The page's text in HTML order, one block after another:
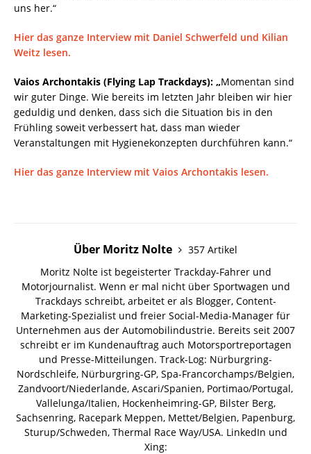
uns her.“
Hier das ganze Interview mit Daniel Schwerfeld und Kilian
Weitz lesen.
Vaios Archontakis (Flying Lap Trackdays): „Momentan sind
wir guter Dinge. Wie bereits im letzten Jahr bleiben wir hier
geduldig und denken, dass sich die Situation bis in den
Frühling soweit verbessert hat, dass man wieder
Veranstaltungen mit Hygienekonzepten durchführen kann.“
Hier das ganze Interview mit Vaios Archontakis lesen.
Über Moritz Nolte
357 Artikel
Moritz Nolte ist begeisterter Trackday-Fahrer und
Motorjournalist. Wenn er mal nicht über Sportwagen und
Trackdays schreibt, arbeitet er als Blogger, Content-
Marketing-Spezialist und freier Social-Media-Manager für
Unternehmen aus der Automobilindustrie. Bereits seit 2007
schreibt er im Kundenauftrag auch Motorsportreportagen
und Presse-Mitteilungen. Track-Log: Nürburgring-
Nordschleife, Nürburgring-GP, Spa-Francorchamps/Belgien,
Zandvoort/Niederlande, Ascari/Spanien, Portimao/Portugal,
Vallelunga/Italien, Hockenheimring-GP, Bilster Berg,
Sachsenring, Racepark Meppen, Mettet/Belgien, Papenburg,
Sturup/Schweden, Thermal Race Way/USA. LinkedIn und
Xing: